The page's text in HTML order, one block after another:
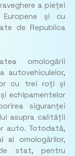
a pieței
și cu
de Republica
omologării
autovehiculelor,
cu trei roți și
echipamentelor
siguranței
asupra calității
auto. Totodată,
omologărilor,
stat, pentru